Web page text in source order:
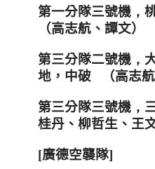
第一分隊三號機 ，
（高志航、譚文）
第三分隊二號機 ，
地，中破
（高志
第三分隊三號機 ，
桂丹、柳哲生、王
[廣德空襲隊]